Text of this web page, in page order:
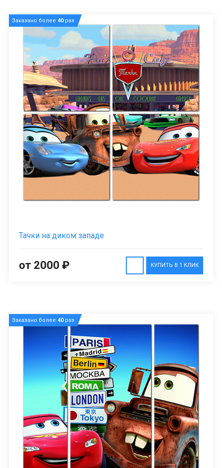
Заказано более 40раз
Тачки на диком западе
КУПИТЬ В 1 КЛИК
от 2000 ₽
Заказано более 40раз